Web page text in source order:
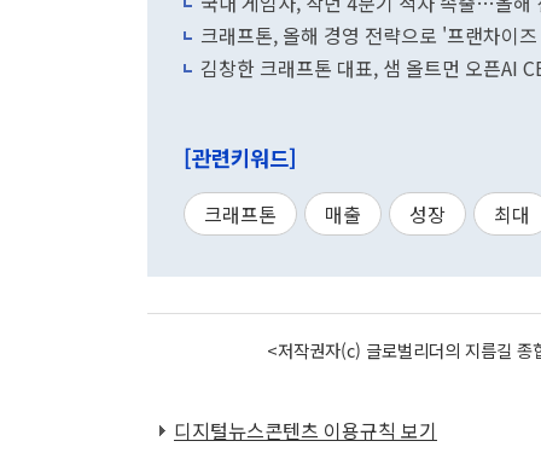
크래프톤, 올해 경영 전략으로 '프랜차이
김창한 크래프톤 대표, 샘 올트먼 오픈AI
[관련키워드]
크래프톤 매출 성장 최대
<저작권자(c) 글로벌리더의 지름길
디지털뉴스콘텐츠 이용규칙 보기